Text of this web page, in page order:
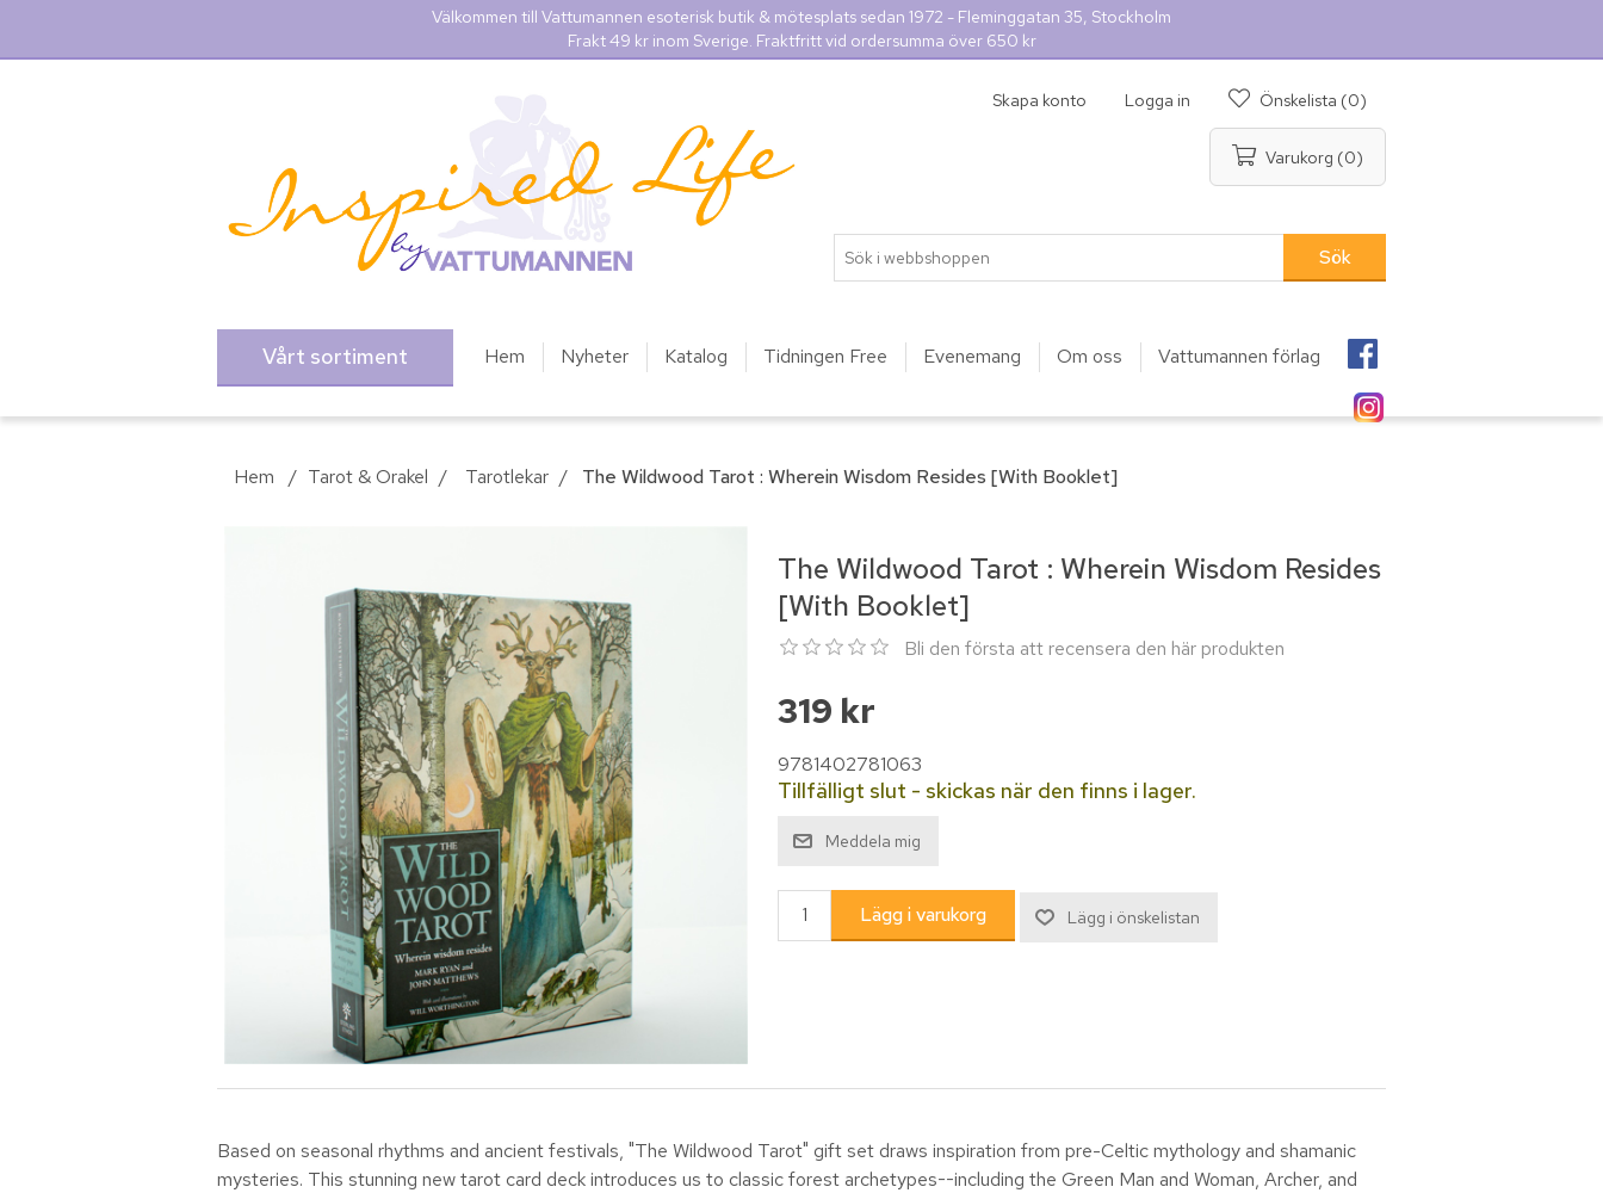
Välkommen till Vattumannen esoterisk butik & mötesplats sedan 1972 - Fleminggatan 35, Stockholm
Frakt 49 kr inom Sverige. Fraktfritt vid ordersumma över 650 kr
Skapa konto Logga in Önskelista (0)
Varukorg (0)
Vårt sortiment Hem Nyheter Katalog Tidningen Free Evenemang Om oss Vattumannen förlag
Hem / Tarot & Orakel / Tarotlekar / The Wildwood Tarot : Wherein Wisdom Resides [With Booklet]
The Wildwood Tarot : Wherein Wisdom Resides
[With Booklet]
Bli den första att recensera den här produkten
319 kr
9781402781063
Tillfälligt slut - skickas när den finns i lager.
Based on seasonal rhythms and ancient festivals, "The Wildwood Tarot" gift set draws inspiration from pre-Celtic mythology and shamanic
mysteries. This stunning new tarot card deck introduces us to classic forest archetypes--including the Green Man and Woman, Archer, and